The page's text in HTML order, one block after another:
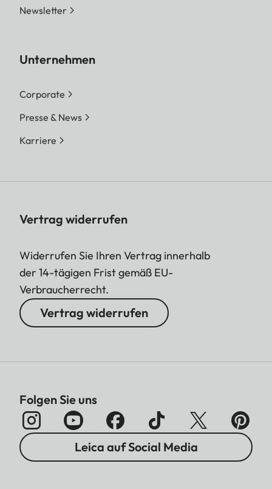
Newsletter
Unternehmen
Corporate
Presse & News
Karriere
Vertrag widerrufen
Widerrufen Sie Ihren Vertrag innerhalb
der 14-tägigen Frist gemäß EU-
Verbraucherrecht.
Vertrag widerrufen
Folgen Sie uns
Leica auf Social Media